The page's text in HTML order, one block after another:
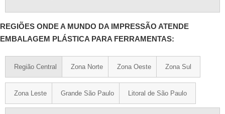
REGIÕES ONDE A MUNDO DA IMPRESSÃO ATENDE
EMBALAGEM PLÁSTICA PARA FERRAMENTAS:
Região Central Zona Norte Zona Oeste Zona Sul
Zona Leste Grande São Paulo Litoral de São Paulo